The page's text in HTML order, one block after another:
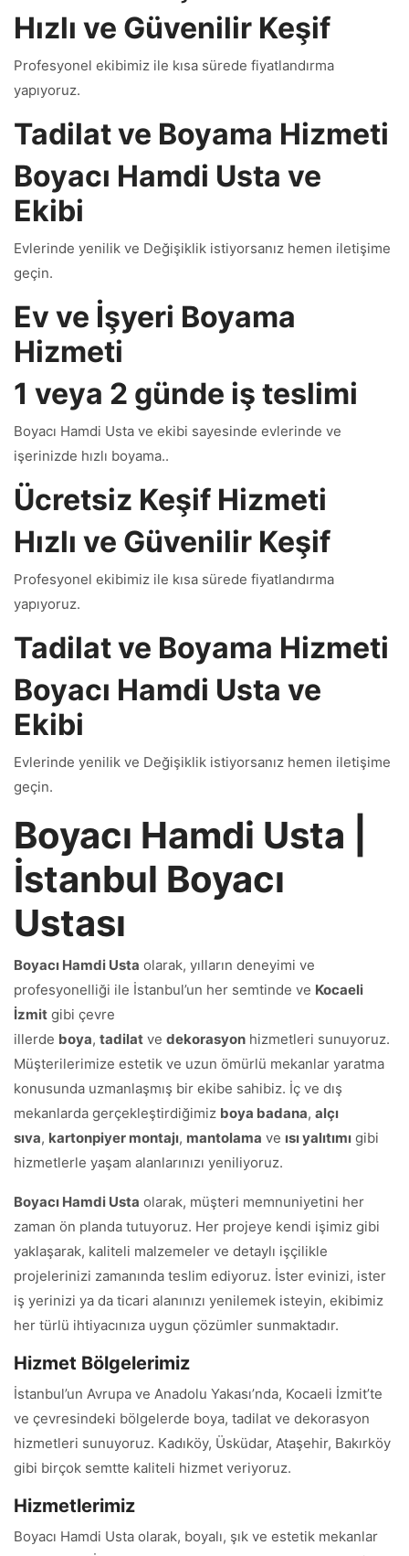
Hızlı ve Güvenilir Keşif
Profesyonel ekibimiz ile kısa sürede fiyatlandırma
yapıyoruz.
Tadilat ve Boyama Hizmeti
Boyacı Hamdi Usta ve
Ekibi
Evlerinde yenilik ve Değişiklik istiyorsanız hemen iletişime
geçin.
Ev ve İşyeri Boyama
Hizmeti
1 veya 2 günde iş teslimi
Boyacı Hamdi Usta ve ekibi sayesinde evlerinde ve
işerinizde hızlı boyama..
Ücretsiz Keşif Hizmeti
Hızlı ve Güvenilir Keşif
Profesyonel ekibimiz ile kısa sürede fiyatlandırma
yapıyoruz.
Tadilat ve Boyama Hizmeti
Boyacı Hamdi Usta ve
Ekibi
Evlerinde yenilik ve Değişiklik istiyorsanız hemen iletişime
geçin.
Boyacı Hamdi Usta |
İstanbul Boyacı
Ustası
Boyacı Hamdi Usta olarak, yılların deneyimi ve
profesyonelliği ile İstanbul’un her semtinde ve Kocaeli
İzmit gibi çevre
illerde boya, tadilat ve dekorasyon hizmetleri sunuyoruz.
Müşterilerimize estetik ve uzun ömürlü mekanlar yaratma
konusunda uzmanlaşmış bir ekibe sahibiz. İç ve dış
mekanlarda gerçekleştirdiğimiz boya badana, alçı
sıva, kartonpiyer montajı, mantolama ve ısı yalıtımı gibi
hizmetlerle yaşam alanlarınızı yeniliyoruz.
Boyacı Hamdi Usta olarak, müşteri memnuniyetini her
zaman ön planda tutuyoruz. Her projeye kendi işimiz gibi
yaklaşarak, kaliteli malzemeler ve detaylı işçilikle
projelerinizi zamanında teslim ediyoruz. İster evinizi, ister
iş yerinizi ya da ticari alanınızı yenilemek isteyin, ekibimiz
her türlü ihtiyacınıza uygun çözümler sunmaktadır.
Hizmet Bölgelerimiz
İstanbul’un Avrupa ve Anadolu Yakası’nda, Kocaeli İzmit’te
ve çevresindeki bölgelerde boya, tadilat ve dekorasyon
hizmetleri sunuyoruz. Kadıköy, Üsküdar, Ataşehir, Bakırköy
gibi birçok semtte kaliteli hizmet veriyoruz.
Hizmetlerimiz
Boyacı Hamdi Usta olarak, boyalı, şık ve estetik mekanlar